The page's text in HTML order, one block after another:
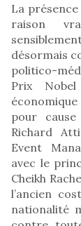
La
raison
désormais
politico-
Prix
pour
Richard
Event
avec le
Cheikh
l’ancien
nationalité